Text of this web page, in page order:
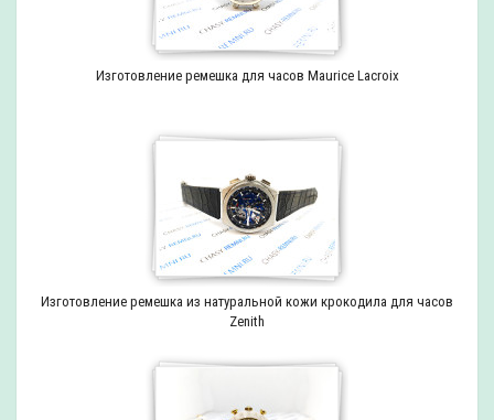
Изготовление ремешка для часов Maurice Lacroix
Изготовление ремешка из натуральной кожи крокодила для часов
Zenith